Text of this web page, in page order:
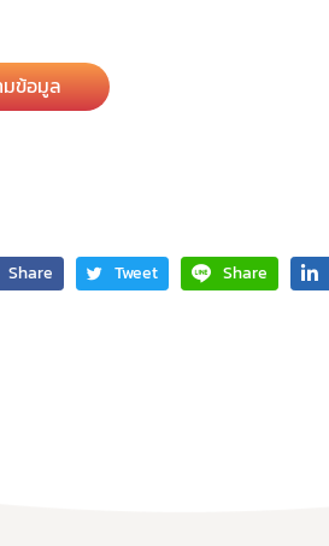
ข้อมูล
Share Tweet Share